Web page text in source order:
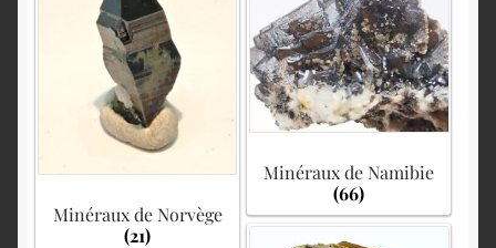
Minéraux de Namibie
(66)
Minéraux de Norvège
(21)